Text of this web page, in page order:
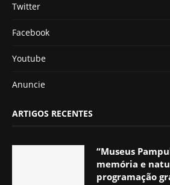
Twitter
Facebook
Youtube
Anuncie
ARTIGOS RECENTES
“Museus
memória e
programação